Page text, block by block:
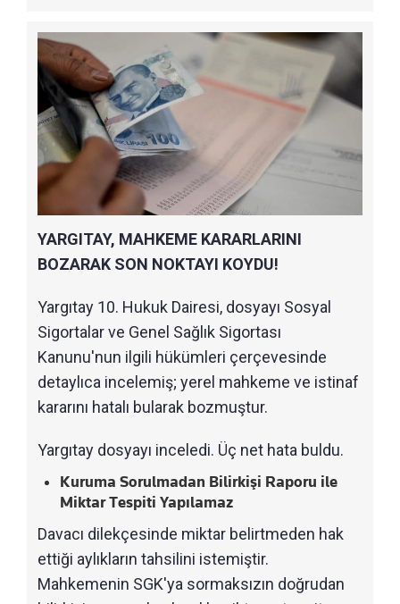
YARGITAY, MAHKEME KARARLARINI
BOZARAK SON NOKTAYI KOYDU!
Yargıtay 10. Hukuk Dairesi, dosyayı Sosyal
Sigortalar ve Genel Sağlık Sigortası
Kanunu'nun ilgili hükümleri çerçevesinde
detaylıca incelemiş; yerel mahkeme ve istinaf
kararını hatalı bularak bozmuştur.
Yargıtay dosyayı inceledi. Üç net hata buldu.
Kuruma Sorulmadan Bilirkişi Raporu ile
Miktar Tespiti Yapılamaz
Davacı dilekçesinde miktar belirtmeden hak
ettiği aylıkların tahsilini istemiştir.
Mahkemenin SGK'ya sormaksızın doğrudan